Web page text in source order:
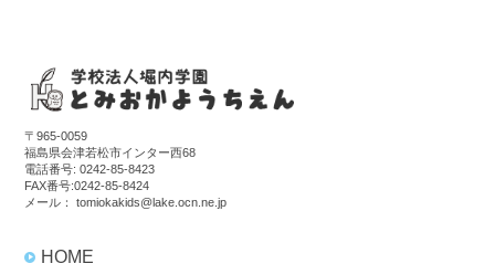
〒965-0059
福島県会津若松市インター西68
電話番号:0242-85-8423
FAX番号:0242-85-8424
メール：tomiokakids@lake.ocn.ne.jp
HOME